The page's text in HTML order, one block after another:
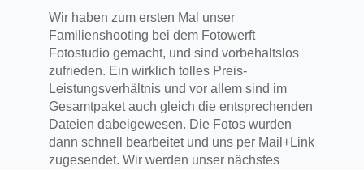
Wir haben zum ersten Mal unser
Familienshooting bei dem Fotowerft
Fotostudio gemacht, und sind vorbehaltslos
zufrieden. Ein wirklich tolles Preis-
Leistungsverhältnis und vor allem sind im
Gesamtpaket auch gleich die entsprechenden
Dateien dabeigewesen. Die Fotos wurden
dann schnell bearbeitet und uns per Mail+Link
zugesendet. Wir werden unser nächstes